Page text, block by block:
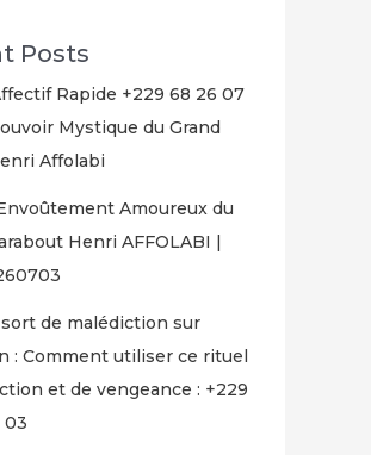
Posts
Rapide +229 68 26 07
Mystique du Grand
Affolabi
Amoureux du
Henri AFFOLABI |
de malédiction sur
: Comment utiliser ce rituel
et de vengeance : +229
03